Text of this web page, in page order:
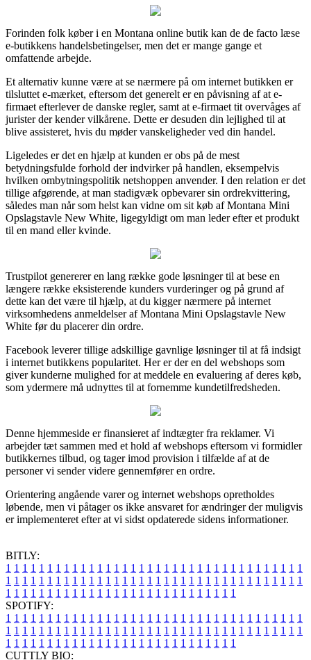
Forinden folk køber i en Montana online butik kan de de facto læse
e-butikkens handelsbetingelser, men det er mange gange et
omfattende arbejde.
Et alternativ kunne være at se nærmere på om internet butikken er
tilsluttet e-mærket, eftersom det generelt er en påvisning af at e-
firmaet efterlever de danske regler, samt at e-firmaet tit overvåges af
jurister der kender vilkårene. Dette er desuden din lejlighed til at
blive assisteret, hvis du møder vanskeligheder ved din handel.
Ligeledes er det en hjælp at kunden er obs på de mest
betydningsfulde forhold der indvirker på handlen, eksempelvis
hvilken ombytningspolitik netshoppen anvender. I den relation er det
tillige afgørende, at man stadigvæk opbevarer sin ordrekvittering,
således man når som helst kan vidne om sit køb af Montana Mini
Opslagstavle New White, ligegyldigt om man leder efter et produkt
til en mand eller kvinde.
Trustpilot genererer en lang række gode løsninger til at bese en
længere række eksisterende kunders vurderinger og på grund af
dette kan det være til hjælp, at du kigger nærmere på internet
virksomhedens anmeldelser af Montana Mini Opslagstavle New
White før du placerer din ordre.
Facebook leverer tillige adskillige gavnlige løsninger til at få indsigt
i internet butikkens popularitet. Her er der en del webshops som
giver kunderne mulighed for at meddele en evaluering af deres køb,
som ydermere må udnyttes til at fornemme kundetilfredsheden.
Denne hjemmeside er finansieret af indtægter fra reklamer. Vi
arbejder tæt sammen med et hold af webshops eftersom vi formidler
butikkernes tilbud, og tager imod provision i tilfælde af at de
personer vi sender videre gennemfører en ordre.
Orientering angående varer og internet webshops opretholdes
løbende, men vi påtager os ikke ansvaret for ændringer der muligvis
er implementeret efter at vi sidst opdaterede sidens informationer.
BITLY:
1 1 1 1 1 1 1 1 1 1 1 1 1 1 1 1 1 1 1 1 1 1 1 1 1 1 1 1 1 1 1 1 1 1 1 1
1 1 1 1 1 1 1 1 1 1 1 1 1 1 1 1 1 1 1 1 1 1 1 1 1 1 1 1 1 1 1 1 1 1 1 1
1 1 1 1 1 1 1 1 1 1 1 1 1 1 1 1 1 1 1 1 1 1 1 1 1 1 1 1
SPOTIFY:
1 1 1 1 1 1 1 1 1 1 1 1 1 1 1 1 1 1 1 1 1 1 1 1 1 1 1 1 1 1 1 1 1 1 1 1
1 1 1 1 1 1 1 1 1 1 1 1 1 1 1 1 1 1 1 1 1 1 1 1 1 1 1 1 1 1 1 1 1 1 1 1
1 1 1 1 1 1 1 1 1 1 1 1 1 1 1 1 1 1 1 1 1 1 1 1 1 1 1 1
CUTTLY BIO: